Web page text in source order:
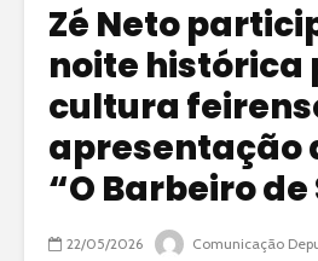
Zé Neto
noite histórica
cultura
apresentação
“O Barbeiro
22/05/2026 Comunicação